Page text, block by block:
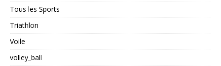
Tous les Sports
Triathlon
Voile
volley_ball